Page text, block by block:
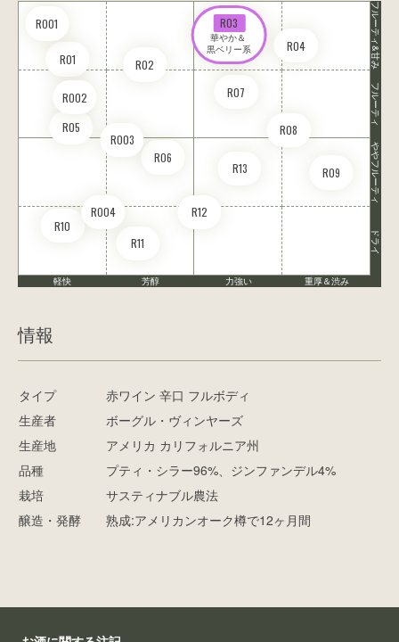
R01 R02
R03
華やか＆
黒ベリー系
R04
R05
R06
R07
R08
R09
R10
R11
R12
R13
RO01
RO02
RO03
RO04
フルーティ&甘み
フルーティ
ややフルーティ
ドライ
軽快 芳醇 力強い 重厚＆渋み
情報
タイプ
赤ワイン 辛口 フルボディ
生産者
ボーグル・ヴィンヤーズ
生産地
アメリカ カリフォルニア州
品種
プティ・シラー96%、ジンファンデル4%
栽培
サスティナブル農法
醸造・発酵
熟成:アメリカンオーク樽で12ヶ月間